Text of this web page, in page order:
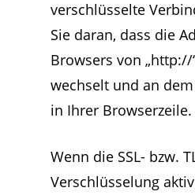
verschlüsselte
Sie daran, dass die
Browsers von „http://
wechselt und an
in Ihrer Browserzeile.
Wenn die SSL- bzw.
Verschlüsselung